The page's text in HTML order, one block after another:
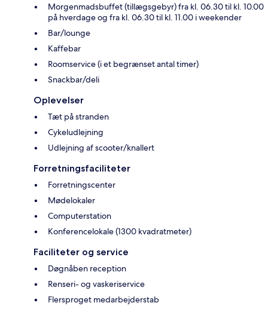
Morgenmadsbuffet (tillægsgebyr) fra kl. 06.30 til kl. 10.00
på hverdage og fra kl. 06.30 til kl. 11.00 i weekender
Bar/lounge
Kaffebar
Roomservice (i et begrænset antal timer)
Snackbar/deli
Oplevelser
Tæt på stranden
Cykeludlejning
Udlejning af scooter/knallert
Forretningsfaciliteter
Forretningscenter
Mødelokaler
Computerstation
Konferencelokale (1300 kvadratmeter)
Faciliteter og service
Døgnåben reception
Renseri- og vaskeriservice
Flersproget medarbejderstab